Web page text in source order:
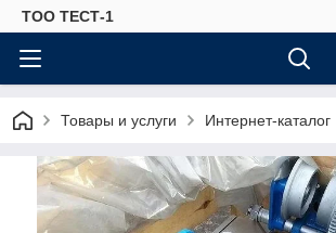
ТОО ТЕСТ-1
Товары и услуги Интернет-каталог